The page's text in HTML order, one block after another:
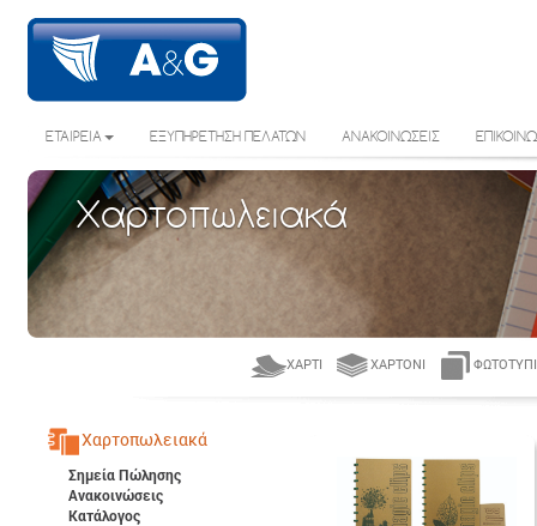
ΕΤΑΙΡΕΙΑ ΕΞΥΠΗΡΕΤΗΣΗ ΠΕΛΑΤΩΝ ΑΝΑΚΟΙΝΩΣΕΙΣ
Χαρτοπωλειακά
ΧΑΡΤΊ ΧΑΡΤΌΝΙ
Χαρτοπωλειακά
Σημεία Πώλησης
Ανακοινώσεις
Κατάλογος